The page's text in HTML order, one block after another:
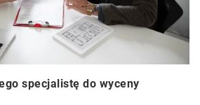
specjalistę do wyceny